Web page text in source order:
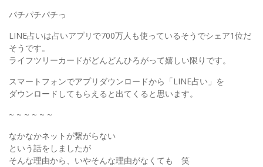
パチパチパチっ
LINE占いは占いアプリで700万人も使っているそうでシェア1位だ
そうです。
ライフツリーカードがどんどんひろがって嬉しい限りです。
スマートフォンでアプリダウンロードから「LINE占い」を
ダウンロードしてもらえると出てくると思います。
~ ~ ~ ~ ~ ~
なかなかネットが繋がらない
という話をしましたが
そんな理由から、いやそんな理由がなくても 笑